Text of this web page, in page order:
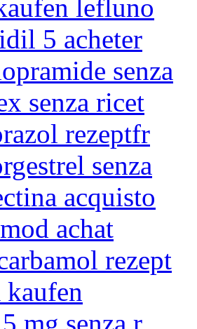
lefluno
5 acheter
senza
senza ricet
rezeptfr
senza
acquisto
achat
rezept
kaufen
mg senza r